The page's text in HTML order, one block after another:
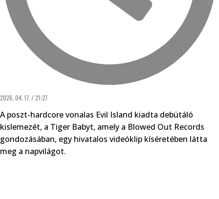
2026. 04. 17. / 21:27
A poszt-hardcore vonalas Evil Island kiadta debütáló
kislemezét, a Tiger Babyt, amely a Blowed Out Records
gondozásában, egy hivatalos videóklip kíséretében látta
meg a napvilágot.